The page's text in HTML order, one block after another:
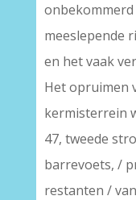
meeslepende
en het vaak
Het opruimen
kermisterrein
47, tweede
barrevoets, /
restanten /